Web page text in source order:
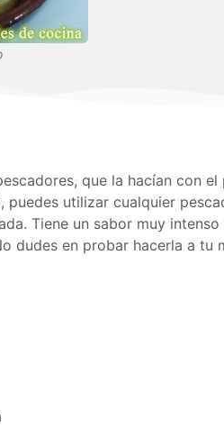
que la hacían con
puedes utilizar cualquier
Tiene un sabor muy
dudes en probar hacerla a